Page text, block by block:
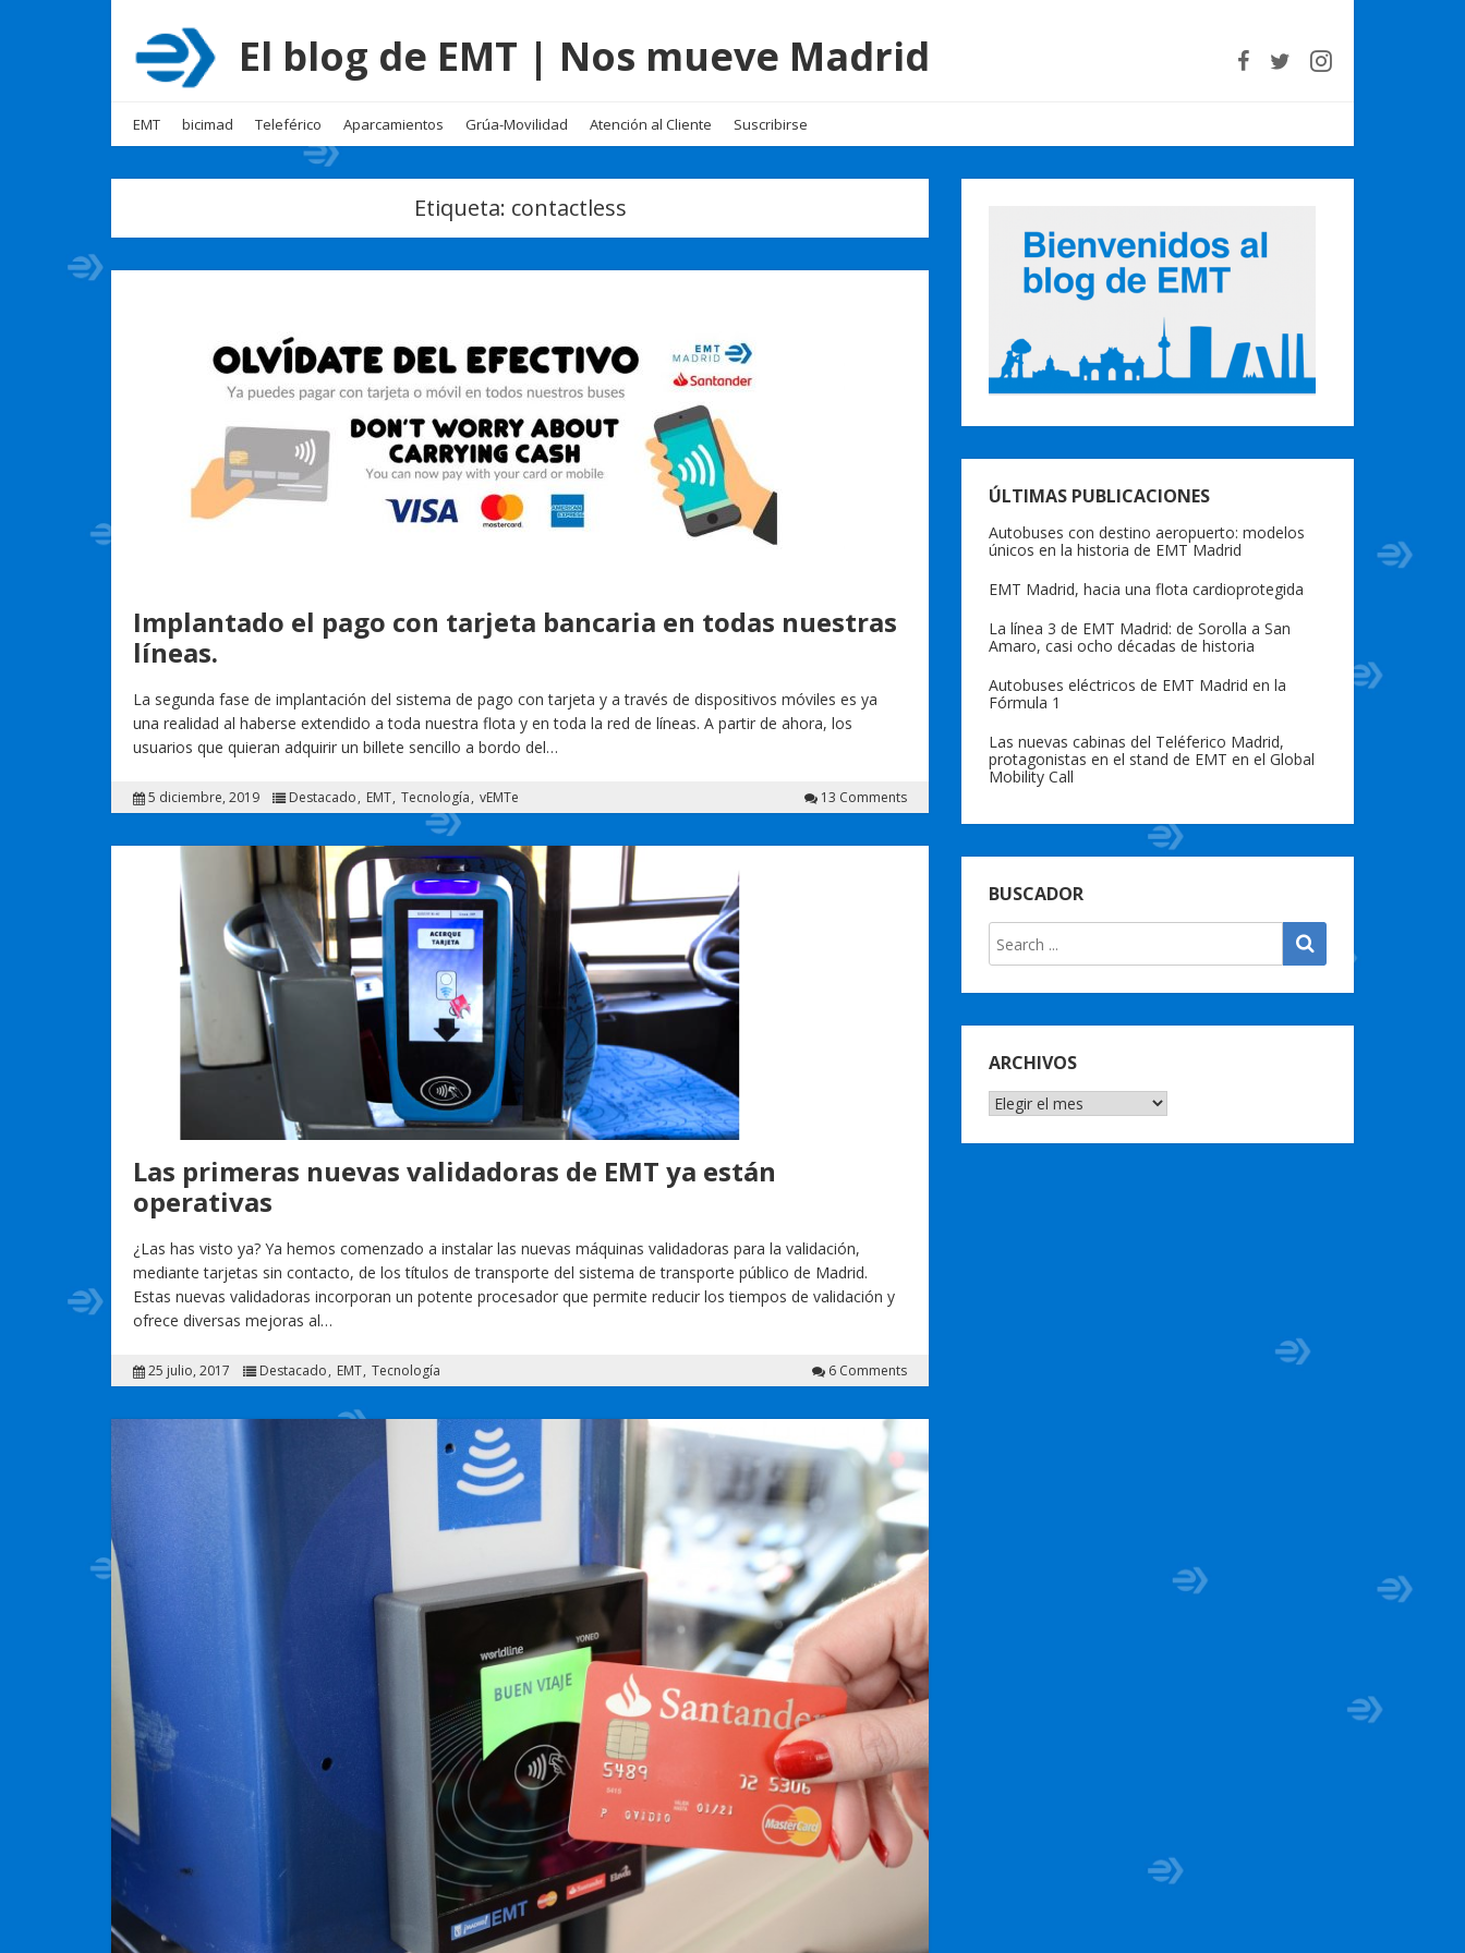
El blog de EMT | Nos mueve Madrid
EMT bicimad Teleférico Aparcamientos Grúa-Movilidad Atención al Cliente Suscribirse
Etiqueta: contactless
Implantado el pago con tarjeta bancaria en todas nuestras
líneas.
La segunda fase de implantación del sistema de pago con tarjeta y a través de dispositivos móviles es ya
una realidad al haberse extendido a toda nuestra flota y en toda la red de líneas. A partir de ahora, los
usuarios que quieran adquirir un billete sencillo a bordo del…
5 diciembre, 2019 Destacado EMT Tecnología vEMTe 13 Comments
Las primeras nuevas validadoras de EMT ya están
operativas
¿Las has visto ya? Ya hemos comenzado a instalar las nuevas máquinas validadoras para la validación,
mediante tarjetas sin contacto, de los títulos de transporte del sistema de transporte público de Madrid.
Estas nuevas validadoras incorporan un potente procesador que permite reducir los tiempos de validación y
ofrece diversas mejoras al…
25 julio, 2017 Destacado EMT Tecnología 6 Comments
ÚLTIMAS PUBLICACIONES
Autobuses con destino aeropuerto: modelos
únicos en la historia de EMT Madrid
EMT Madrid, hacia una flota cardioprotegida
La línea 3 de EMT Madrid: de Sorolla a San
Amaro, casi ocho décadas de historia
Autobuses eléctricos de EMT Madrid en la
Fórmula 1
Las nuevas cabinas del Teléferico Madrid,
protagonistas en el stand de EMT en el Global
Mobility Call
BUSCADOR
ARCHIVOS
ARCHIVOS